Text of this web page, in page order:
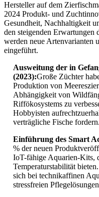
Hersteller auf dem
2024 Produkt- und
Gesundheit, Nachhaltigkeit
den steigenden Erwartungen
werden neue Artenvarianten
eingeführt.
Ausweitung der in
(2023):Große Züchter
Produktion von
Abhängigkeit von
Riffökosystems zu
Hobbyisten
verträgliche Fische fordern.
Einführung des Smart
% der neuen
IoT-fähige Aquarien-Kits,
Temperaturstabilität
sich bei technikaffinen
stressfreien